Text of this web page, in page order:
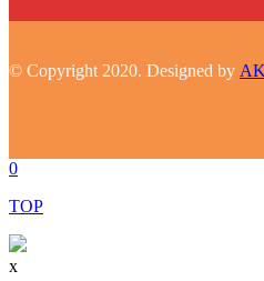
© Copyright 2020. Designed by
0
TOP
x